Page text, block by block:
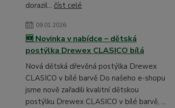
dorazil... číst celé
09.01.2026
🆕 Novinka v nabídce – dětská
postýlka Drewex CLASICO bílá
Nová dětská dřevěná postýlka Drewex
CLASICO v bílé barvě Do našeho e-shopu
jsme nově zařadili kvalitní dětskou
postýlku Drewex CLASICO v bílé barvě, ...